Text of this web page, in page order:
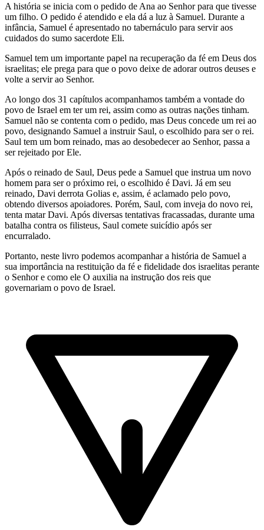
A história se inicia com o pedido de Ana ao Senhor para que tivesse
um filho. O pedido é atendido e ela dá a luz à Samuel. Durante a
infância, Samuel é apresentado no tabernáculo para servir aos
cuidados do sumo sacerdote Eli.
Samuel tem um importante papel na recuperação da fé em Deus dos
israelitas; ele prega para que o povo deixe de adorar outros deuses e
volte a servir ao Senhor.
Ao longo dos 31 capítulos acompanhamos também a vontade do
povo de Israel em ter um rei, assim como as outras nações tinham.
Samuel não se contenta com o pedido, mas Deus concede um rei ao
povo, designando Samuel a instruir Saul, o escolhido para ser o rei.
Saul tem um bom reinado, mas ao desobedecer ao Senhor, passa a
ser rejeitado por Ele.
Após o reinado de Saul, Deus pede a Samuel que instrua um novo
homem para ser o próximo rei, o escolhido é Davi. Já em seu
reinado, Davi derrota Golias e, assim, é aclamado pelo povo,
obtendo diversos apoiadores. Porém, Saul, com inveja do novo rei,
tenta matar Davi. Após diversas tentativas fracassadas, durante uma
batalha contra os filisteus, Saul comete suicídio após ser
encurralado.
Portanto, neste livro podemos acompanhar a história de Samuel a
sua importância na restituição da fé e fidelidade dos israelitas perante
o Senhor e como ele O auxilia na instrução dos reis que
governariam o povo de Israel.